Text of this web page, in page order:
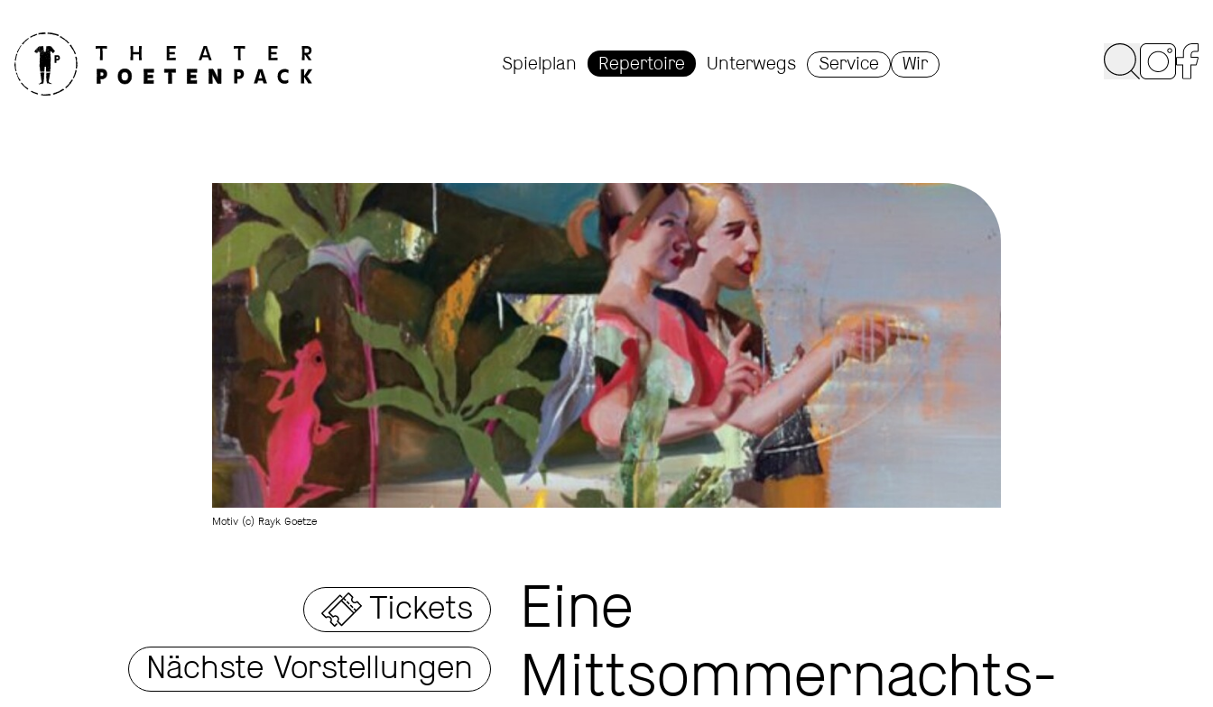
Spielplan Repertoire Unterwegs Service Wir
Motiv (c) Rayk Goetze
Eine
Mittsommernachts-
Tickets
Nächste Vorstellungen